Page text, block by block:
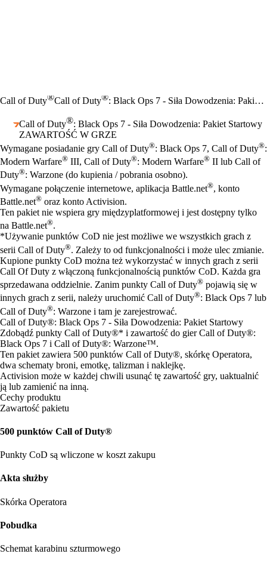
Call of Duty®Call of Duty®: Black Ops 7 - Siła Dowodzenia: Pakiet Startowy
Call of Duty®: Black Ops 7 - Siła Dowodzenia: Pakiet Startowy
ZAWARTOŚĆ W GRZE
Cena
Available actions
Wymagane posiadanie gry Call of Duty®: Black Ops 7, Call of Duty®:
Modern Warfare® III, Call of Duty®: Modern Warfare® II lub Call of
Duty®: Warzone (do kupienia / pobrania osobno).
Wymagane połączenie internetowe, aplikacja Battle.net®, konto
Battle.net® oraz konto Activision.
Ten pakiet nie wspiera gry międzyplatformowej i jest dostępny tylko
na Battle.net®.
*Używanie punktów CoD nie jest możliwe we wszystkich grach z
serii Call of Duty®. Zależy to od funkcjonalności i może ulec zmianie.
Kupione punkty CoD można też wykorzystać w innych grach z serii
Call Of Duty z włączoną funkcjonalnością punktów CoD. Każda gra
sprzedawana oddzielnie. Zanim punkty Call of Duty® pojawią się w
innych grach z serii, należy uruchomić Call of Duty®: Black Ops 7 lub
Call of Duty®: Warzone i tam je zarejestrować.
Call of Duty®: Black Ops 7 - Siła Dowodzenia: Pakiet Startowy
Zdobądź punkty Call of Duty®* i zawartość do gier Call of Duty®:
Black Ops 7 i Call of Duty®: Warzone™.
Ten pakiet zawiera 500 punktów Call of Duty®, skórkę Operatora,
dwa schematy broni, emotkę, talizman i naklejkę.
Activision może w każdej chwili usunąć tę zawartość gry, uaktualnić
ją lub zamienić na inną.
Cechy produktu
Zawartość pakietu
500 punktów Call of Duty®
Punkty CoD są wliczone w koszt zakupu
Akta służby
Skórka Operatora
Pobudka
Schemat karabinu szturmowego